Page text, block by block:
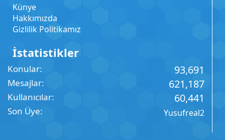
Künye
Hakkımızda
Gizlilik Politikamız
İstatistikler
Konular 93,691
Mesajlar 621,187
Kullanıcılar 60,441
Son Üye Yusufreal2